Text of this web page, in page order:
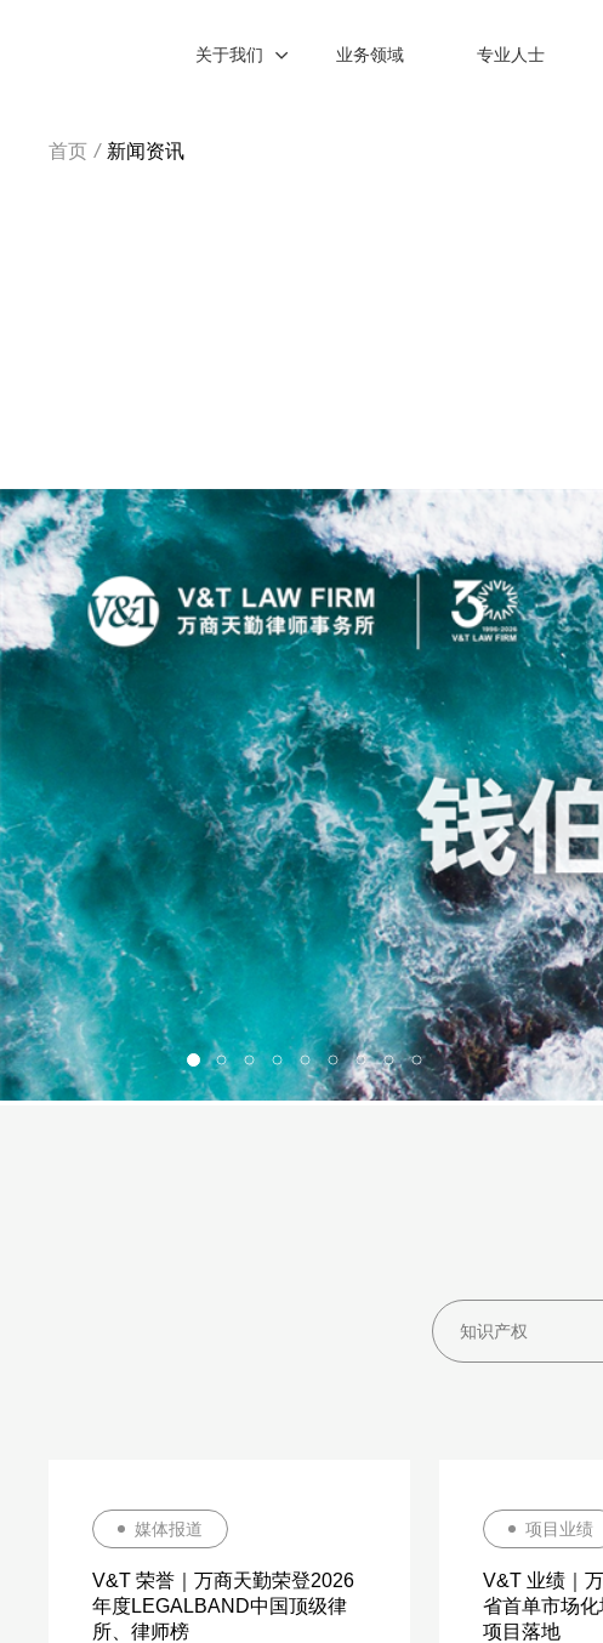
关于我们 业务领域 专业人士
首页 / 新闻资讯
媒体报道
V&T 荣誉｜万商天勤荣登2026
年度LEGALBAND中国顶级律
所、律师榜
项目业绩
V&T 业绩｜
省首单市场
项目落地